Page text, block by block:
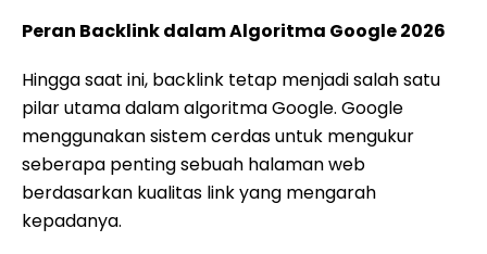
Peran Backlink dalam Algoritma Google 2026
Hingga saat ini, backlink tetap menjadi salah satu
pilar utama dalam algoritma Google. Google
menggunakan sistem cerdas untuk mengukur
seberapa penting sebuah halaman web
berdasarkan kualitas link yang mengarah
kepadanya.